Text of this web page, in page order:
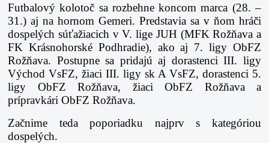
Futbalový kolotoč sa rozbehne koncom marca (28. –
31.) aj na hornom Gemeri. Predstavia sa v ňom hráči
dospelých súťažiacich v V. lige JUH (MFK Rožňava a
FK Krásnohorské Podhradie), ako aj 7. ligy ObFZ
Rožňava. Postupne sa pridajú aj dorastenci III. ligy
Východ VsFZ, žiaci III. ligy sk A VsFZ, dorastenci 5.
ligy ObFZ Rožňava, žiaci ObFZ Rožňava a
prípravkári ObFZ Rožňava.
Začnime teda poporiadku najprv s kategóriou
dospelých.